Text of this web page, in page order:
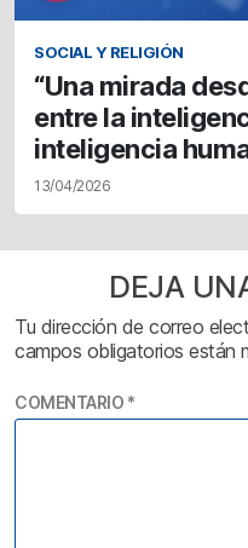
SOCIAL Y RELIGIÓN
“Una mirada
entre la
inteligencia
13/04/2026
DEJA
Tu dirección de correo
campos obligatorios están
COMENTARIO *